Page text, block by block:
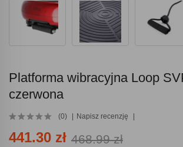
Platforma wibracyjna Loop
czerwona
(0) Napisz recenzję
441.30 zł 468.99 zł